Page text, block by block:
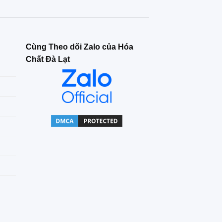
Cùng Theo dõi Zalo của Hóa
Chất Đà Lạt